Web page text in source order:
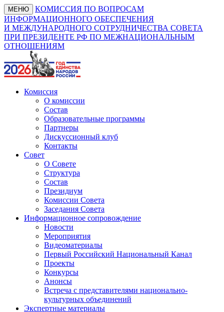
МЕНЮ
КОМИССИЯ ПО ВОПРОСАМ
ИНФОРМАЦИОННОГО ОБЕСПЕЧЕНИЯ
И МЕЖДУНАРОДНОГО СОТРУДНИЧЕСТВА СОВЕТА
ПРИ ПРЕЗИДЕНТЕ РФ ПО МЕЖНАЦИОНАЛЬНЫМ
ОТНОШЕНИЯМ
Комиссия
О комиссии
Состав
Образовательные программы
Партнеры
Дискуссионный клуб
Контакты
Совет
О Совете
Структура
Состав
Президиум
Комиссии Совета
Заседания Совета
Информационное сопровождение
Новости
Мероприятия
Видеоматериалы
Первый Российский Национальный Канал
Проекты
Конкурсы
Анонсы
Встреча с представителями национально-
культурных объединений
Экспертные материалы